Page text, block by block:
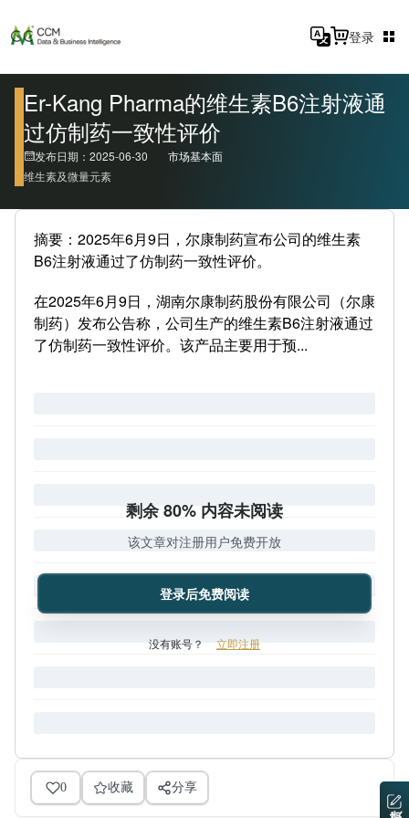
登录
Er-Kang Pharma的维生素B6注射液通
过仿制药一致性评价
发布日期：2025-06-30
市场基本面
维生素及微量元素
摘要：2025年6月9日，尔康制药宣布公司的维生素
B6注射液通过了仿制药一致性评价。
在2025年6月9日，湖南尔康制药股份有限公司（尔康
制药）发布公告称，公司生产的维生素B6注射液通过
了仿制药一致性评价。该产品主要用于预...
剩余 80% 内容未阅读
该文章对注册用户免费开放
登录后免费阅读
没有账号？ 立即注册
0 收藏 分享